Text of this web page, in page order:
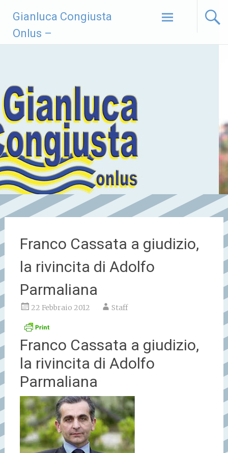
contenuto
Gianluca Congiusta
Onlus –
Franco Cassata a giudizio,
la rivincita di Adolfo
Parmaliana
22 Febbraio 2012 Staff
Franco Cassata a giudizio,
la rivincita di Adolfo
Parmaliana